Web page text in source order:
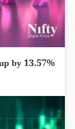
by 13.57%